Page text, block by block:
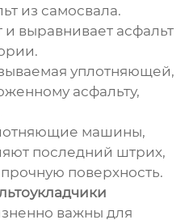
из самосвала.
выравнивает асфальт
уплотняющей,
асфальту,
машины,
последний штрих,
поверхность.
важны для